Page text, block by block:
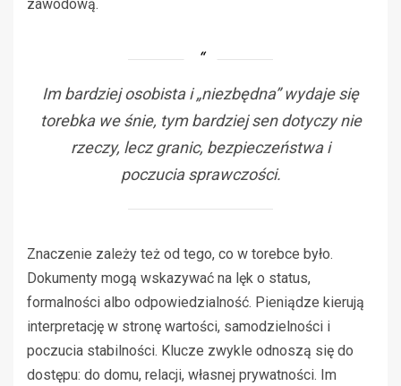
zawodową.
Im bardziej osobista i „niezbędna” wydaje się
torebka we śnie, tym bardziej sen dotyczy nie
rzeczy, lecz granic, bezpieczeństwa i
poczucia sprawczości.
Znaczenie zależy też od tego, co w torebce było.
Dokumenty mogą wskazywać na lęk o status,
formalności albo odpowiedzialność. Pieniądze kierują
interpretację w stronę wartości, samodzielności i
poczucia stabilności. Klucze zwykle odnoszą się do
dostępu: do domu, relacji, własnej prywatności. Im